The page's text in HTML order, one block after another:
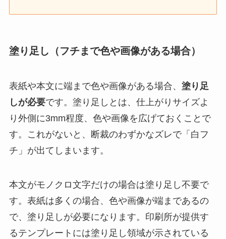
塗り足し（フチまで色や画像がある場合）
表紙や本文に端まで色や画像がある場合、 塗り足
しが必要です。塗り足しとは、仕上がりサイズよ
り外側に3mm程度、色や画像を広げておくことで
す。これがないと、断裁のわずかなズレで「白フ
チ」が出てしまいます。
本文がモノクロ文字だけの場合は塗り足し不要で
す。表紙は多くの場合、色や画像が端まであるの
で、塗り足しが必要になります。印刷所が提供す
るテンプレートには塗り足し領域が示されている